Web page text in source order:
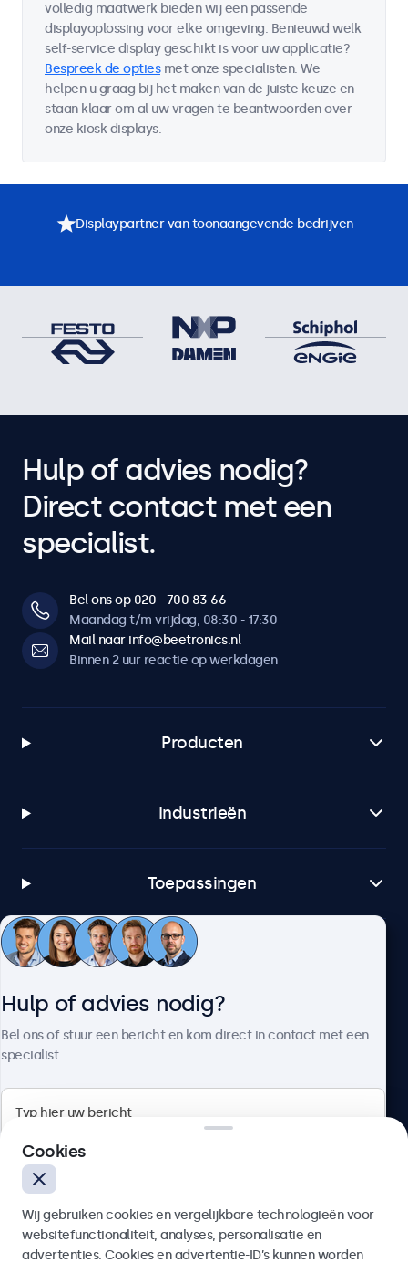
volledig maatwerk bieden wij een passende
displayoplossing voor elke omgeving. Benieuwd welk
self-service display geschikt is voor uw applicatie?
Bespreek de optiesmet onze specialisten. We
helpen u graag bij het maken van de juiste keuze en
staan klaar om al uw vragen te beantwoorden over
onze kiosk displays.
Displaypartner van toonaangevende bedrijven
Hulp of advies nodig?
Direct contact met een
specialist.
Bel ons op 020 - 700 83 66
Maandag t/m vrijdag, 08:30 - 17:30
Mail naar info@beetronics.nl
Binnen 2 uur reactie op werkdagen
Producten
Industrieën
Toepassingen
Klantenservice
4.8/5 door 5000+ bedrijven
Nederlands
Hulp of advies nodig?
Bel ons of stuur een bericht en kom direct in contact met een
specialist.
Cookies
Wij gebruiken cookies en vergelijkbare technologieën voor
websitefunctionaliteit, analyses, personalisatie en
advertenties. Cookies en advertentie-ID’s kunnen worden